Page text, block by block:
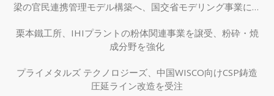
梁の官民連携管理モデル構築へ、国交省モデリング事業に採
栗本鐵工所、IHIプラントの粉体関連事業を譲受、粉砕・焼
成分野を強化
プライメタルズ テクノロジーズ、中国WISCO向けCSP鋳造
圧延ライン改造を受注